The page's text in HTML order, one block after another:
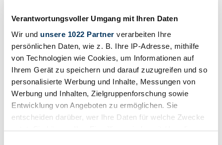
Verantwortungsvoller Umgang mit Ihren Daten
Wir und unsere 1022 Partner verarbeiten Ihre
persönlichen Daten, wie z. B. Ihre IP-Adresse, mithilfe
von Technologien wie Cookies, um Informationen auf
Ihrem Gerät zu speichern und darauf zuzugreifen und so
personalisierte Werbung und Inhalte, Messungen von
Werbung und Inhalten, Zielgruppenforschung sowie
Entwicklung von Angeboten zu ermöglichen. Sie
entscheiden darüber, wer Ihre Daten für welche Zwecke
nutzt. Sie können Ihre Einwilligung jederzeit über die